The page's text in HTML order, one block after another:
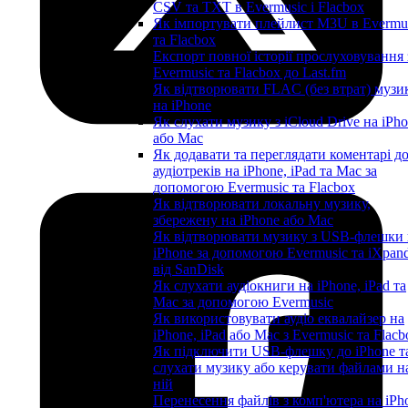
CSV та TXT в Evermusic і Flacbox
Як імпортувати плейлист M3U в
та Flacbox
Експорт повної історії прослуховування
Evermusic та Flacbox до Last.fm
Як відтворювати FLAC (без втрат)
на iPhone
Як слухати музику з iCloud Drive на
або Mac
Як додавати та переглядати коментарі до
аудіотреків на iPhone, iPad та Mac за
допомогою Evermusic та Flacbox
Як відтворювати локальну музику,
збережену на iPhone або Mac
Як відтворювати музику з USB-флешки
iPhone за допомогою Evermusic та
від SanDisk
Як слухати аудіокниги на iPhone, iPad та
Mac за допомогою Evermusic
Як використовувати аудіо еквалайзер на
iPhone, iPad або Mac з Evermusic та
Як підключити USB-флешку до iPhone
слухати музику або керувати файлами
ній
Перенесення файлів з комп'ютера на